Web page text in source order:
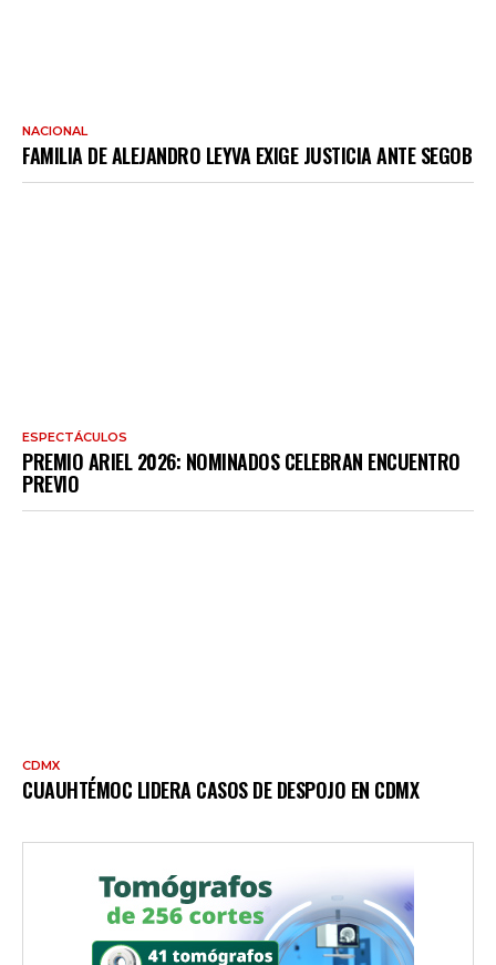
NACIONAL
FAMILIA DE ALEJANDRO LEYVA EXIGE JUSTICIA ANTE SEGOB
ESPECTÁCULOS
PREMIO ARIEL 2026: NOMINADOS CELEBRAN ENCUENTRO
PREVIO
CDMX
CUAUHTÉMOC LIDERA CASOS DE DESPOJO EN CDMX